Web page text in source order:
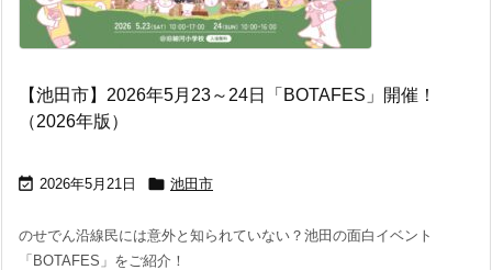
【池田市】2026年5月23～24日「BOTAFES」開催！
（2026年版）
 2026年5月21日  池田市
のせでん沿線民には意外と知られていない？池田の面白イベント
「BOTAFES」をご紹介！